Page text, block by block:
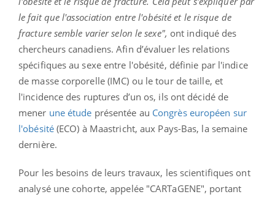
le fait que l'association entre l'obésité et le risque de
fracture semble varier selon le sexe", ont indiqué des
chercheurs canadiens. Afin d’évaluer les relations
spécifiques au sexe entre l'obésité, définie par l'indice
de masse corporelle (IMC) ou le tour de taille, et
l'incidence des ruptures d’un os, ils ont décidé de
mener une étude présentée au Congrès européen sur
l'obésité(ECO) à Maastricht, aux Pays-Bas, la semaine
dernière.
Pour les besoins de leurs travaux, les scientifiques ont
analysé une cohorte, appelée "CARTaGENE", portant